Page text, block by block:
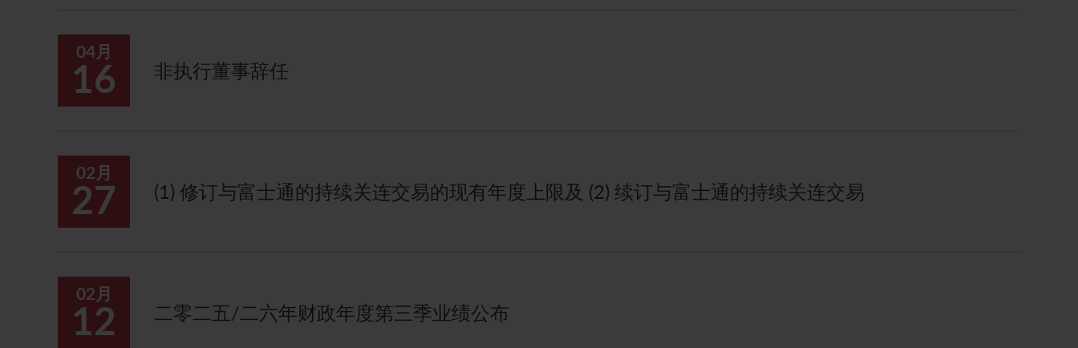
04月
16 非执行董事辞任
02月
27 (1) 修订与富士通的持续关连交易的现有年度上限及 (2) 续订与富士通的持续关连交易
02月
12 二零二五/二六年财政年度第三季业绩公布